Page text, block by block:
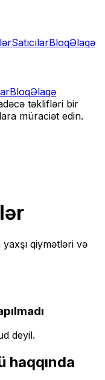
SatıcılarBloqƏlaqə
BloqƏlaqə
təklifləri bir
müraciət edin.
qiymətləri və
deyil.
haqqında